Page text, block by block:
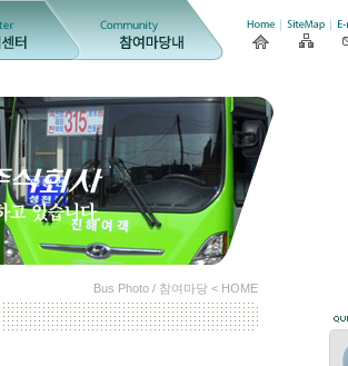
Bus Photo / 참여마당 < HOME